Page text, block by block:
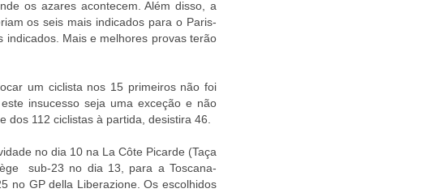
os azares acontecem. Além disso, a
os seis mais indicados para o Paris-
indicados. Mais e melhores provas terão
um ciclista nos 15 primeiros não foi
insucesso seja uma exceção e não
112 ciclistas à partida, desistira 46.
no dia 10 na La Côte Picarde (Taça
sub-23 no dia 13, para a Toscana-
no GP della Liberazione. Os escolhidos